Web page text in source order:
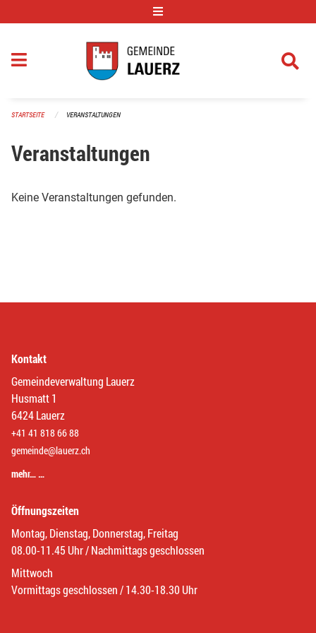
STARTSEITE VERANSTALTUNGEN
Veranstaltungen
Keine Veranstaltungen gefunden.
Kontakt
Gemeindeverwaltung Lauerz
Husmatt 1
6424 Lauerz
+41 41 818 66 88
gemeinde@lauerz.ch
mehr… …
Öffnungszeiten
Montag, Dienstag, Donnerstag, Freitag
08.00-11.45 Uhr / Nachmittags geschlossen
Mittwoch
Vormittags geschlossen / 14.30-18.30 Uhr